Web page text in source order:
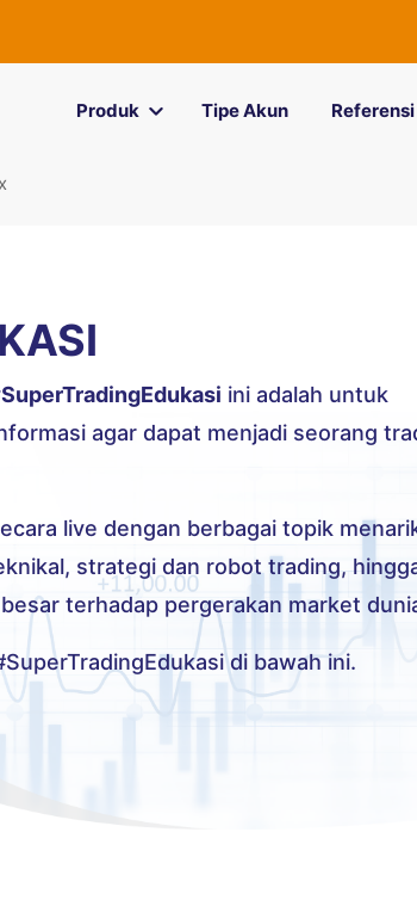
Produk Tipe Akun
ini adalah untuk
agar dapat menjadi seorang
live dengan berbagai topik
strategi dan robot trading,
terhadap pergerakan market
di bawah ini.